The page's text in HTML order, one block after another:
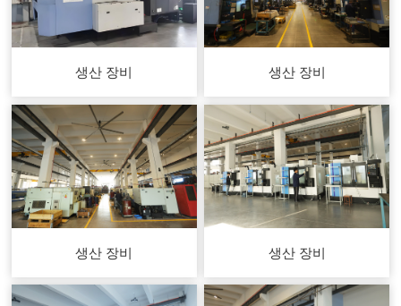
생산 장비 생산 장비
생산 장비 생산 장비